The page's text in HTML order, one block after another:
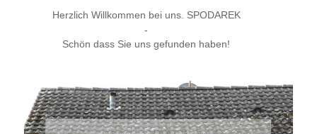
Herzlich Willkommen bei uns. SPODAREK
-
Schön dass Sie uns gefunden haben!